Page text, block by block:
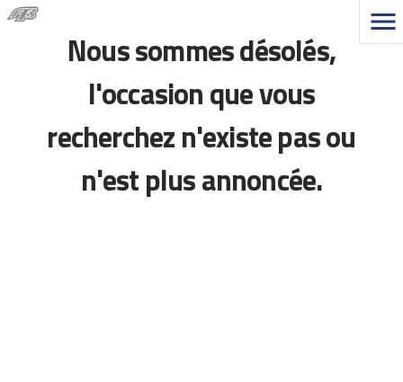
Nous sommes désolés,
l'occasion que vous
recherchez n'existe pas ou
n'est plus annoncée.